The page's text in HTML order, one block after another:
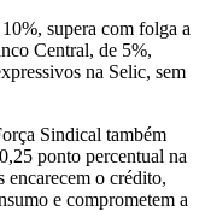
supera com folga a
Central, de 5%,
na Selic, sem
Sindical também
ponto percentual na
encarecem o crédito,
e comprometem a